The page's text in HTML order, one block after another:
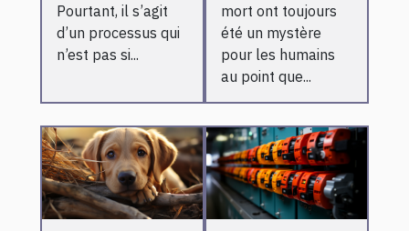
Pourtant, il s’agit
d’un processus qui
n’est pas si...
mort ont toujours
été un mystère
pour les humains
au point que...